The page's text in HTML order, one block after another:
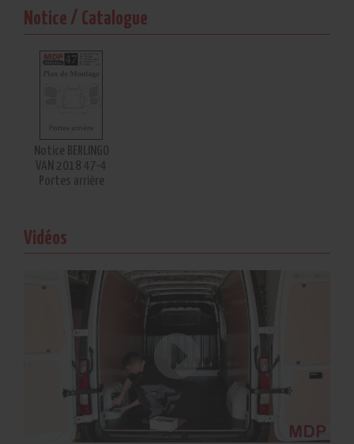
X
HT
Continuer
Accéder
Notice / Catalogue
Notice BERLINGO
VAN 2018 47-4
Portes arrière
Vidéos